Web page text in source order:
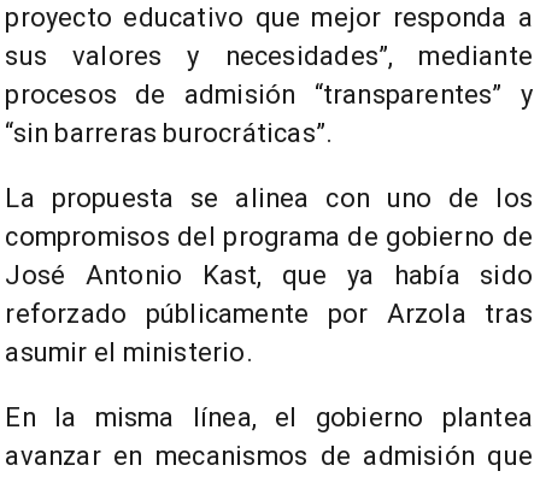
proyecto educativo que mejor responda a
sus valores y necesidades”, mediante
procesos de admisión “transparentes” y
“sin barreras burocráticas”.
La propuesta se alinea con uno de los
compromisos del programa de gobierno de
José Antonio Kast, que ya había sido
reforzado públicamente por Arzola tras
asumir el ministerio.
En la misma línea, el gobierno plantea
avanzar en mecanismos de admisión que